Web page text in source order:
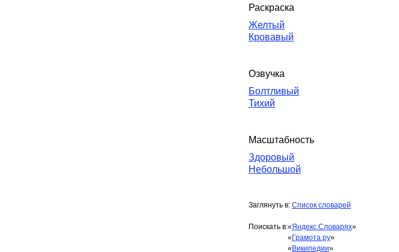
Раскраска
Желтый
Кровавый
Озвучка
Болтливый
Тихий
Масштабность
Здоровый
Небольшой
Заглянуть в: Список словарей
Поискать в:«Яндекс.Словарях»
« Грамота.ру»
« Википедии»